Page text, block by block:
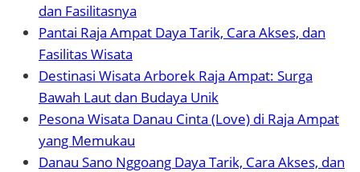
dan Fasilitasnya
Pantai Raja Ampat Daya Tarik, Cara Akses, dan
Fasilitas Wisata
Destinasi Wisata Arborek Raja Ampat: Surga
Bawah Laut dan Budaya Unik
Pesona Wisata Danau Cinta (Love) di Raja Ampat
yang Memukau
Danau Sano Nggoang Daya Tarik, Cara Akses, dan